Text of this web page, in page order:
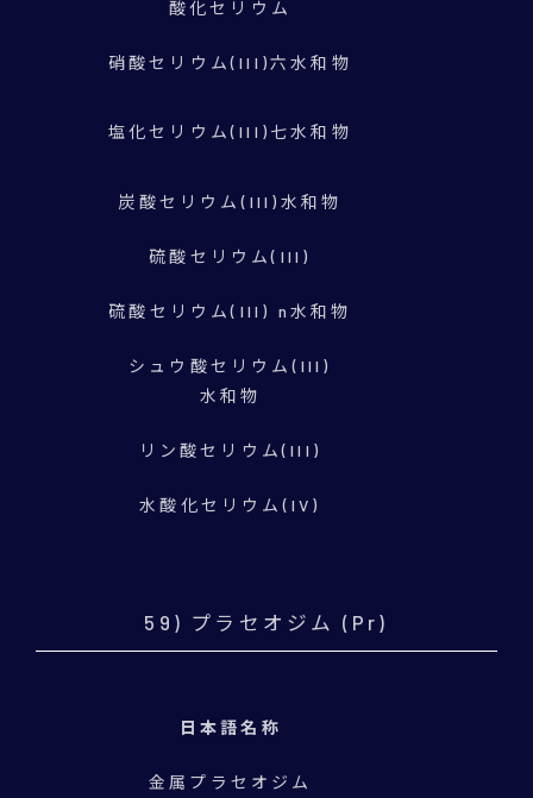
酸化セリウム
硝酸セリウム(III)六水和物
塩化セリウム(III)七水和物
炭酸セリウム(III)水和物
硫酸セリウム(III)
硫酸セリウム(III) n水和物
シュウ酸セリウム(III)
水和物
リン酸セリウム(III)
水酸化セリウム(IV)
59) プラセオジム (Pr)
日本語名称
金属プラセオジム